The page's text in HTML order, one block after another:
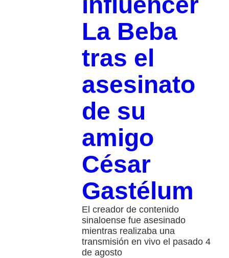
La Beba
tras el
asesinato
de su
amigo
César
Gastélum
El creador de contenido
sinaloense fue asesinado
mientras realizaba una
transmisión en vivo el pasado 4
de agosto